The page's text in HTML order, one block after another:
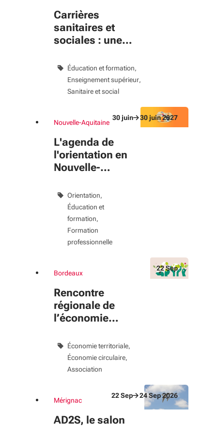
Carrières
sanitaires et
sociales : une
pour vos études
Éducation et formation
Enseignement supérieur
Sanitaire et social
Nouvelle-Aquitaine
L'agenda de
l'orientation en
Nouvelle-
Orientation
Éducation et
formation
Formation
professionnelle
évènement
Du 30 juin au 30 juin 2027
30juin 30juin2027
Bordeaux
Rencontre
régionale de
l’économie
Nouvelle-
Aquitaine
Économie territoriale
Économie circulaire
Association
évènement
Du 22 Sep au 22 Sep 2026
22Sep
Mérignac
AD2S, le salon
évènement
Du 22 Sep au 24 Sep 2026
22Sep 24Sep2026